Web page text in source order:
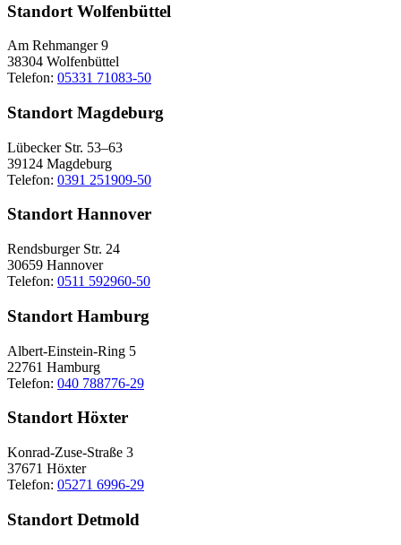
Standort Wolfenbüttel
Am Rehmanger 9
38304 Wolfenbüttel
Telefon: 05331 71083-50
Standort Magdeburg
Lübecker Str. 53–63
39124 Magdeburg
Telefon: 0391 251909-50
Standort Hannover
Rendsburger Str. 24
30659 Hannover
Telefon: 0511 592960-50
Standort Hamburg
Albert-Einstein-Ring 5
22761 Hamburg
Telefon: 040 788776-29
Standort Höxter
Konrad-Zuse-Straße 3
37671 Höxter
Telefon: 05271 6996-29
Standort Detmold